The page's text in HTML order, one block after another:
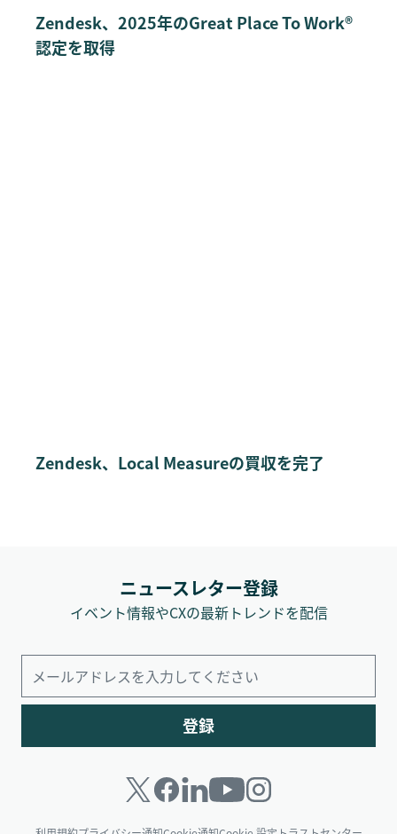
Zendesk、2025年のGreat Place To Work®
認定を取得
Zendesk、Local Measureの買収を完了
ニュースレター登録
イベント情報やCXの最新トレンドを配信
登録